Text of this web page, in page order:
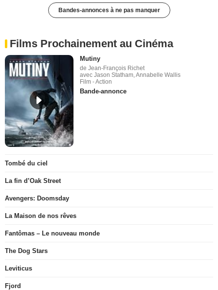
Bandes-annonces à ne pas manquer
Films Prochainement au Cinéma
Mutiny
de Jean-François Richet
avec Jason Statham, Annabelle Wallis
Film - Action
Bande-annonce
Tombé du ciel
La fin d’Oak Street
Avengers: Doomsday
La Maison de nos rêves
Fantômas – Le nouveau monde
The Dog Stars
Leviticus
Fjord